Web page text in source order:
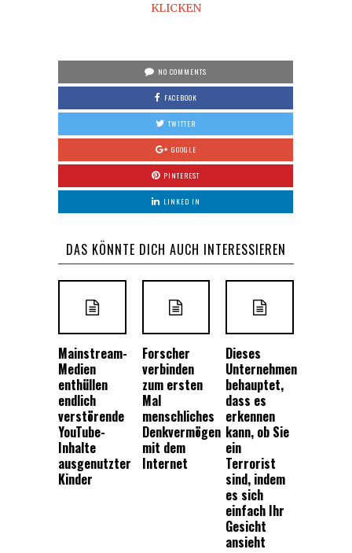
KLICKEN
NO COMMENTS
FACEBOOK
TWITTER
GOOGLE
PINTEREST
LINKED IN
DAS KÖNNTE DICH AUCH INTERESSIEREN
Mainstream-
Medien
enthüllen
endlich
verstörende
YouTube-
Inhalte
ausgenutzter
Kinder
Forscher
verbinden
zum ersten
Mal
menschliches
Denkvermögen
mit dem
Internet
Dieses
Unternehmen
behauptet,
dass es
erkennen
kann, ob Sie
ein
Terrorist
sind, indem
es sich
einfach Ihr
Gesicht
ansieht